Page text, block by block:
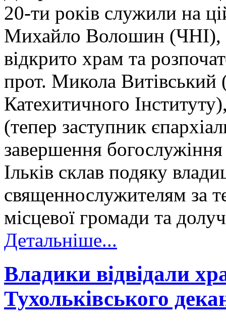
20-ти років служили на
Михайло Волошин (ЧНІ),
відкрито храм та
прот. Микола Витівський
Катехитичного
(тепер заступник
завершення
Ільків склав подяку
священнослужителям за
місцевої громади та
Детальніше...
Владики відвідали
Тухольківського